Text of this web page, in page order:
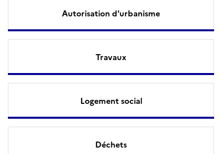
Autorisation d'urbanisme
Travaux
Logement social
Déchets